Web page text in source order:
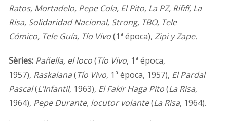
Ratos, Mortadelo, Pepe Cola, El Pito, La PZ, Rififí, La
Risa, Solidaridad Nacional, Strong, TBO, Tele
Cómico, Tele Guía, Tío Vivo(1ª época), Zipi y Zape.
Sèries: Pañella, el loco(Tío Vivo, 1ª época,
1957), Raskalana(Tío Vivo, 1ª época, 1957), El Pardal
Pascal(L’Infantil, 1963), El Fakir Haga Pito(La Risa,
1964), Pepe Durante, locutor volante(La Risa, 1964).